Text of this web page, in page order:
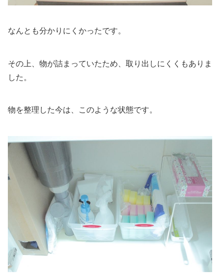
なんとも分かりにくかったです。
その上、物が詰まっていたため、取り出しにくくもありま
した。
物を整理した今は、このような状態です。